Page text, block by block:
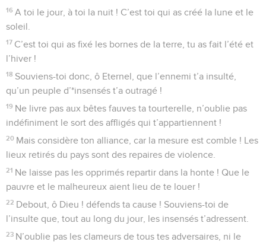
16 A toi le jour, à toi la nuit ! C’est toi qui as créé la lune et le
soleil.
17 C’est toi qui as fixé les bornes de la terre, tu as fait l’été et
l’hiver !
18 Souviens-toi donc, ô Eternel, que l’ennemi t’a insulté,
qu’un peuple d’*insensés t’a outragé !
19 Ne livre pas aux bêtes fauves ta tourterelle, n’oublie pas
indéfiniment le sort des affligés qui t’appartiennent !
20 Mais considère ton alliance, car la mesure est comble ! Les
lieux retirés du pays sont des repaires de violence.
21 Ne laisse pas les opprimés repartir dans la honte ! Que le
pauvre et le malheureux aient lieu de te louer !
22 Debout, ô Dieu ! défends ta cause ! Souviens-toi de
l’insulte que, tout au long du jour, les insensés t’adressent.
23 N’oublie pas les clameurs de tous tes adversaires, ni le